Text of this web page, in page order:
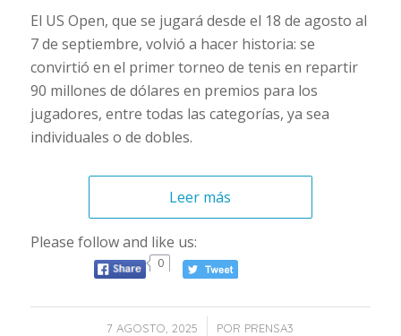
El US Open, que se jugará desde el 18 de agosto al
7 de septiembre, volvió a hacer historia: se
convirtió en el primer torneo de tenis en repartir
90 millones de dólares en premios para los
jugadores, entre todas las categorías, ya sea
individuales o de dobles.
Leer más
Please follow and like us:
0
7 AGOSTO, 2025
/ POR PRENSA3